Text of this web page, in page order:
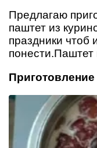
Предлагаю
паштет из
праздники чтоб
Приготовление